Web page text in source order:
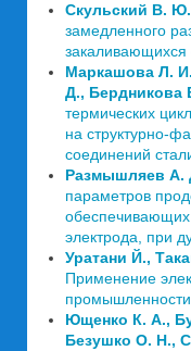
Скульский В. Ю.
замедленного
закаливающихся
Маркашова Л.
Д., Бердникова
термических
на структурно-
соединений
Размышляев А.
параметров
обеспечивающих
электрода, при
Уратани Й.,
Применение
Ющенко К. А.,
Безушко О. Н.,